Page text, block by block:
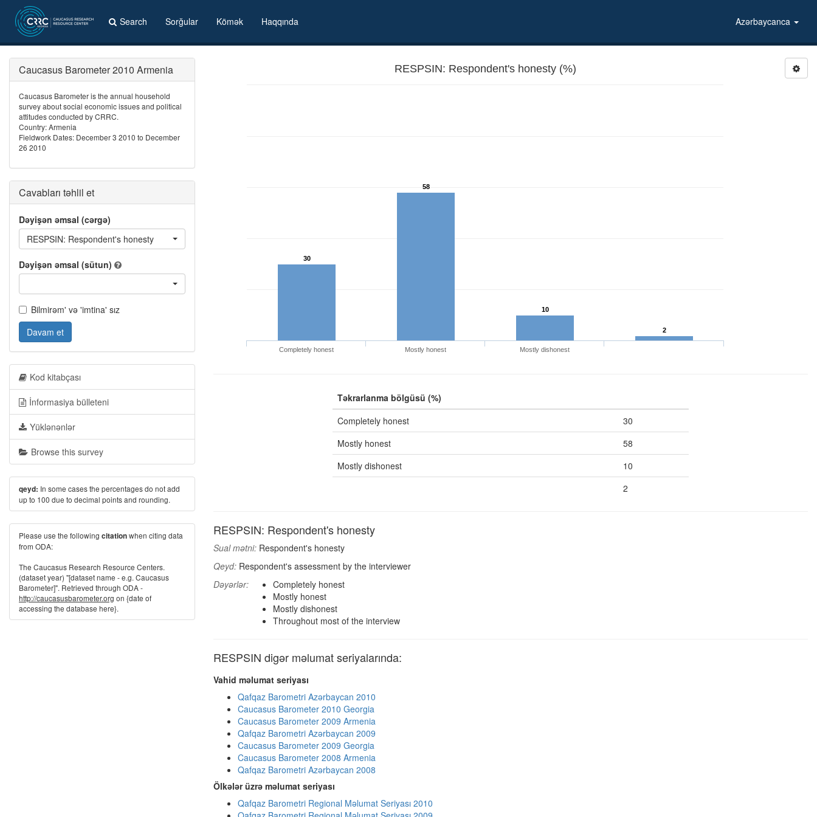
Search Sorğular Kömək Haqqında Azərbaycanca
RESPSIN: Respondent's honesty (%)
30
58
10
2
Completely honest Mostly honest Mostly dishonest
Təkrarlanma bölgüsü (%)
Completely honest
30
Mostly honest
58
Mostly dishonest
10
2
RESPSIN: Respondent's honesty
Sual mətni: Respondent's honesty
Qeyd: Respondent's assessment by the interviewer
Dəyərlər:
Completely honest
Mostly honest
Mostly dishonest
Throughout most of the interview
RESPSIN digər məlumat seriyalarında:
Vahid məlumat seriyası
Qafqaz Barometri Azərbaycan 2010
Caucasus Barometer 2010 Georgia
Caucasus Barometer 2009 Armenia
Qafqaz Barometri Azərbaycan 2009
Caucasus Barometer 2009 Georgia
Caucasus Barometer 2008 Armenia
Qafqaz Barometri Azərbaycan 2008
Ölkələr üzrə məlumat seriyası
Qafqaz Barometri Regional Məlumat Seriyası 2010
Caucasus Barometer 2010 Armenia
Caucasus Barometer is the annual household
survey about social economic issues and political
attitudes conducted by CRRC.
Country: Armenia
Fieldwork Dates: December 3 2010 to December
26 2010
Cavabları təhlil et
Dəyişən əmsal (cərgə)
RESPSIN: Respondent's honesty
Dəyişən əmsal (sütun)
Bilmirəm' və 'imtina' sız
Davam et
Kod kitabçası
İnformasiya bülleteni
Yüklənənlər
Browse this survey
qeyd: In some cases the percentages do not add
up to 100 due to decimal points and rounding.
Please use the following citationwhen citing data
from ODA:
The Caucasus Research Resource Centers.
(dataset year) "[dataset name - e.g. Caucasus
Barometer]". Retrieved through ODA -
http://caucasusbarometer.org on {date of
accessing the database here}.